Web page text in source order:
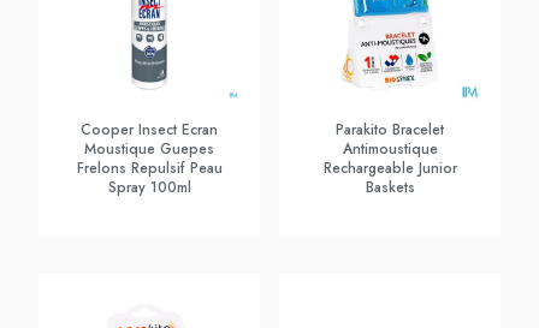
Cooper Insect Ecran
Moustique Guepes
Frelons Repulsif Peau
Spray 100ml
Parakito Bracelet
Antimoustique
Rechargeable Junior
Baskets